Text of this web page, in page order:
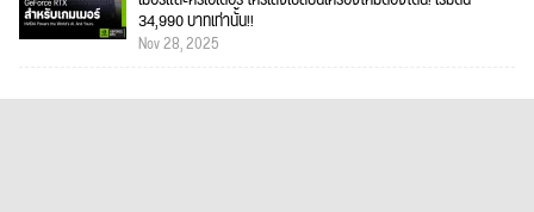
34,990 บาทเท่านั้น!!
Nov 28, 2025